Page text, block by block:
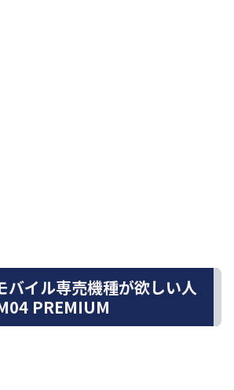
バイル専売機種が欲しい人
PREMIUM